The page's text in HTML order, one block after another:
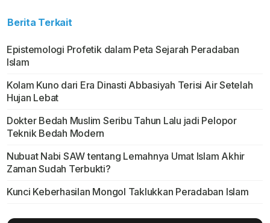
Berita Terkait
Epistemologi Profetik dalam Peta Sejarah Peradaban
Islam
Kolam Kuno dari Era Dinasti Abbasiyah Terisi Air Setelah
Hujan Lebat
Dokter Bedah Muslim Seribu Tahun Lalu jadi Pelopor
Teknik Bedah Modern
Nubuat Nabi SAW tentang Lemahnya Umat Islam Akhir
Zaman Sudah Terbukti?
Kunci Keberhasilan Mongol Taklukkan Peradaban Islam